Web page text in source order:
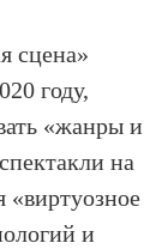
сцена»
году,
«жанры и
на
«виртуозное
и